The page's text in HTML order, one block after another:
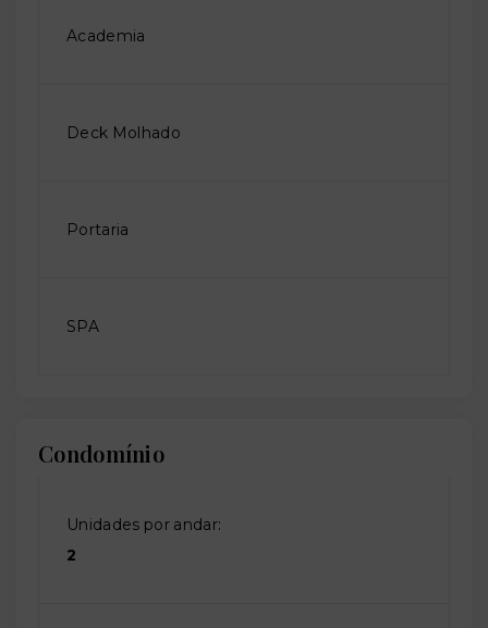
Academia
Deck Molhado
Portaria
SPA
Condomínio
Unidades por andar:
2